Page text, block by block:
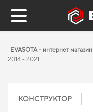
EVASOTA - интернет
2014 - 2021
КОНСТРУКТОР